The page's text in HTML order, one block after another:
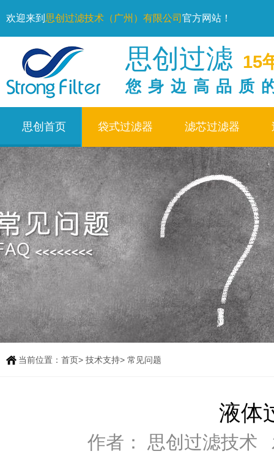
欢迎来到 思创过滤技术（广州）有限公司 官方网站！
思创过滤 15
您身边高品质
思创首页 袋式过滤器 滤芯过滤器
当前位置： 首页> 技术支持> 常见问题
液体
作者： 思创过滤技术